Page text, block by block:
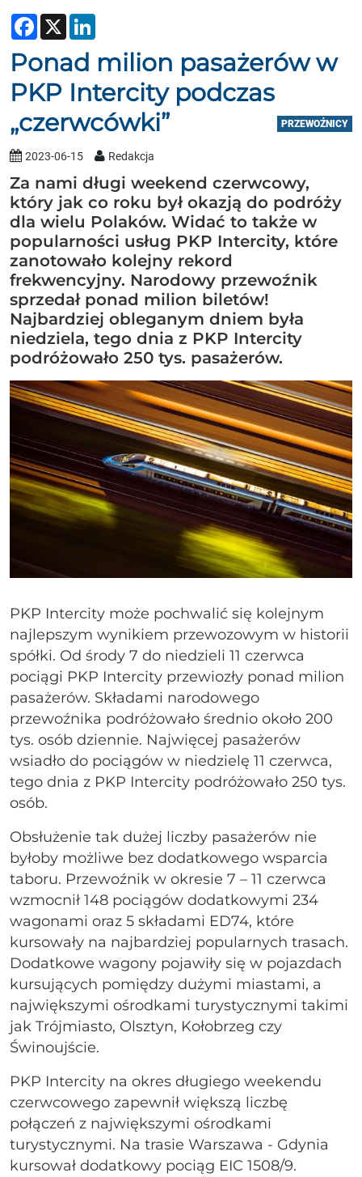
Facebook
X
Ponad milion pasażerów w
PKP Intercity podczas
„czerwcówki”
PRZEWOŹNICY
2023-06-15 Redakcja
Za nami długi weekend czerwcowy,
który jak co roku był okazją do podróży
dla wielu Polaków. Widać to także w
popularności usług PKP Intercity, które
zanotowało kolejny rekord
frekwencyjny. Narodowy przewoźnik
sprzedał ponad milion biletów!
Najbardziej obleganym dniem była
niedziela, tego dnia z PKP Intercity
podróżowało 250 tys. pasażerów.
PKP Intercity może pochwalić się kolejnym
najlepszym wynikiem przewozowym w historii
spółki. Od środy 7 do niedzieli 11 czerwca
pociągi PKP Intercity przewiozły ponad milion
pasażerów. Składami narodowego
przewoźnika podróżowało średnio około 200
tys. osób dziennie. Najwięcej pasażerów
wsiadło do pociągów w niedzielę 11 czerwca,
tego dnia z PKP Intercity podróżowało 250 tys.
osób.
Obsłużenie tak dużej liczby pasażerów nie
byłoby możliwe bez dodatkowego wsparcia
taboru. Przewoźnik w okresie 7 – 11 czerwca
wzmocnił 148 pociągów dodatkowymi 234
wagonami oraz 5 składami ED74, które
kursowały na najbardziej popularnych trasach.
Dodatkowe wagony pojawiły się w pojazdach
kursujących pomiędzy dużymi miastami, a
największymi ośrodkami turystycznymi takimi
jak Trójmiasto, Olsztyn, Kołobrzeg czy
Świnoujście.
PKP Intercity na okres długiego weekendu
czerwcowego zapewnił większą liczbę
połączeń z największymi ośrodkami
turystycznymi. Na trasie Warszawa - Gdynia
kursował dodatkowy pociąg EIC 1508/9.